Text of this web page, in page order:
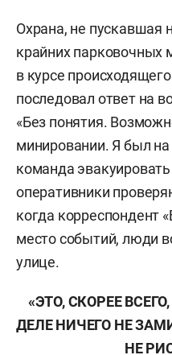
Охрана, не пускавшая
крайних парковочных
в курсе
последовал ответ на
«Без понятия.
минировании. Я был на
команда
оперативники
когда корреспондент
место событий, люди
улице.
«ЭТО, СКОРЕЕ
ДЕЛЕ НИЧЕГО НЕ
НЕ